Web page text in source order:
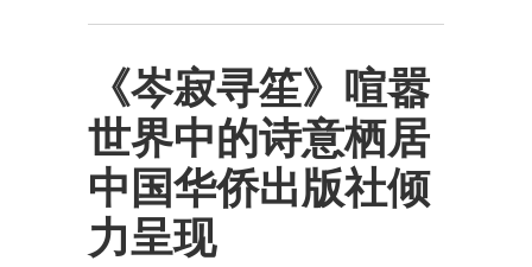
《岑寂寻笙》喧嚣
世界中的诗意栖居
中国华侨出版社倾
力呈现